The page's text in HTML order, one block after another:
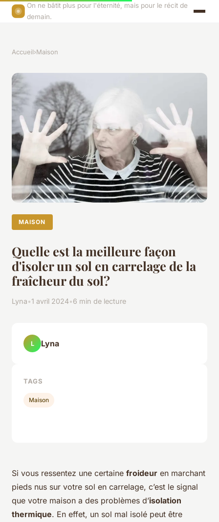
On ne bâtit plus pour l'éternité, mais pour le récit de
demain.
Accueil›Maison
MAISON
Quelle est la meilleure façon
d'isoler un sol en carrelage de la
fraîcheur du sol?
Lyna•1 avril 2024•6 min de lecture
Si vous ressentez une certaine froideur en marchant
pieds nus sur votre sol en carrelage, c’est le signal
que votre maison a des problèmes d’isolation
thermique. En effet, un sol mal isolé peut être
L Lyna
TAGS
Maison